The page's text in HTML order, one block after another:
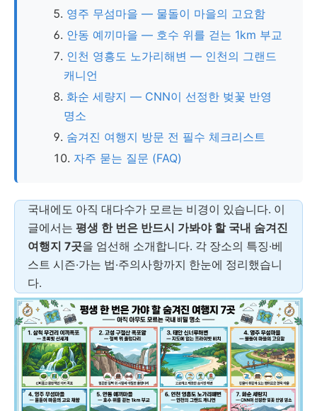
영주 무섬마을 — 물돌이 마을의 고요함
안동 예끼마을 — 호수 위를 걷는 1km 부교
인천 영흥도 노가리해변 — 인천의 그랜드
캐니언
화순 세량지 — CNN이 선정한 벚꽃 반영
명소
숨겨진 여행지 방문 전 필수 체크리스트
자주 묻는 질문 (FAQ)
국내에도 아직 대다수가 모르는 비경이 있습니다. 이
글에서는 평생 한 번은 반드시 가봐야 할 국내 숨겨진
여행지 7곳을 엄선해 소개합니다. 각 장소의 특징·베
스트 시즌·가는 법·주의사항까지 한눈에 정리했습니
다.